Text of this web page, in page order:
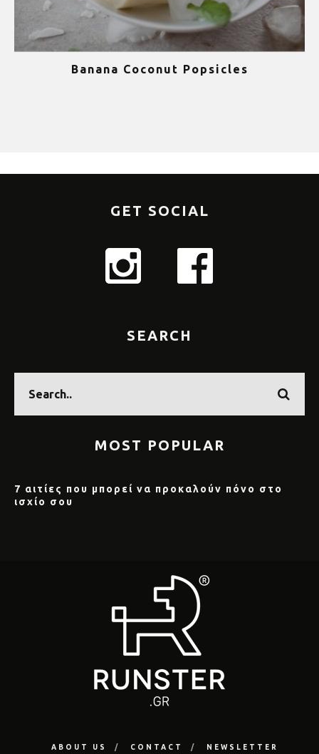
Banana Coconut Popsicles
GET SOCIAL
SEARCH
MOST POPULAR
7 αιτίες που μπορεί να προκαλούν πόνο στο
ισχίο σου
ABOUT US CONTACT
NEWSLETTER